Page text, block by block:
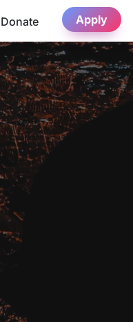
Donate Apply